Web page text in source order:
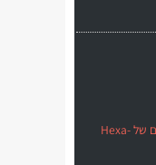
סיכום הניסוי ב'מקורות': בחינת הכיסויים הצפים של Hexa-